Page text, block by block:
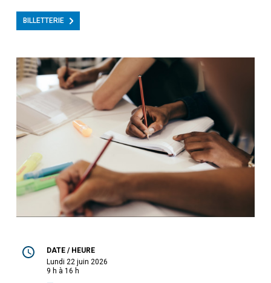
BILLETTERIE
DATE / HEURE
lundi 22 juin 2026
9 h à 16 h